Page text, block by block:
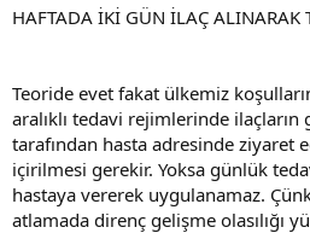
HAFTADA İKİ GÜN İLAÇ
Teoride evet fakat ülkemiz
aralıklı tedavi rejimlerinde
tarafından hasta adresinde ziyaret
içirilmesi gerekir. Yoksa günlük
hastaya vererek uygulanamaz.
atlamada direnç gelişme olasılığı